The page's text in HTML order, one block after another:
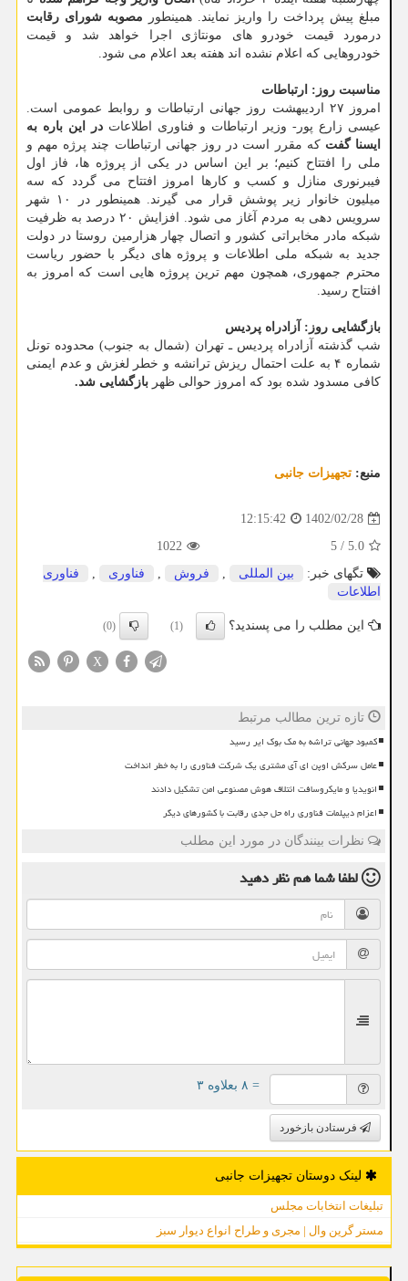
مبلغ پیش پرداخت را واریز نمایند. همینطور مصوبه شورای رقابت
درمورد قیمت خودرو های مونتاژی اجرا خواهد شد و قیمت
خودروهایی که اعلام نشده اند هفته بعد اعلام می شود.
مناسبت روز: ارتباطات
امروز ۲۷ اردیبهشت روز جهانی ارتباطات و روابط عمومی است.
عیسی زارع پور- وزیر ارتباطات و فناوری اطلاعات در این باره به
ایسنا گفت که مقرر است در روز جهانی ارتباطات چند پرژه مهم و
ملی را افتتاح کنیم؛ بر این اساس در یکی از پروژه ها، فاز اول
فیبرنوری منازل و کسب و کارها امروز افتتاح می گردد که سه
میلیون خانوار زیر پوشش قرار می گیرند. همینطور در ۱۰ شهر
سرویس دهی به مردم آغاز می شود. افزایش ۲۰ درصد به ظرفیت
شبکه مادر مخابراتی کشور و اتصال چهار هزارمین روستا در دولت
جدید به شبکه ملی اطلاعات و پروژه های دیگر با حضور ریاست
محترم جمهوری، همچون مهم ترین پروژه هایی است که امروز به
افتتاح رسید.
بازگشایی روز: آزادراه پردیس
شب گذشته آزادراه پردیس ـ تهران (شمال به جنوب) محدوده تونل
شماره ۴ به علت احتمال ریزش ترانشه و خطر لغزش و عدم ایمنی
کافی مسدود شده بود که امروز حوالی ظهر بازگشایی شد.
منبع: تجهیزات جانبی
1402/02/28
12:15:42
5.0
/
5
1022
تگهای خبر:
بین المللی , فروش , فناوری ,
فناوری
اطلاعات
این مطلب را می پسندید؟ (1)
(0)
X
تازه ترین مطالب مرتبط
کمبود جهانی تراشه به مک بوک ایر رسید
عامل سرکش اوپن ای آی مشتری یک شرکت فناوری را به خطر انداخت
انویدیا و مایکروسافت ائتلاف هوش مصنوعی امن تشکیل دادند
اعزام دیپلمات فناوری راه حل جدی رقابت با کشورهای دیگر
نظرات بینندگان در مورد این مطلب
لطفا شما همنظر دهید
= ۸ بعلاوه ۳
فرستادن بازخورد
لینک دوستان تجهیزات جانبی
تبلیغات انتخابات مجلس
مستر گرین وال | مجری و طراح انواع دیوار سبز